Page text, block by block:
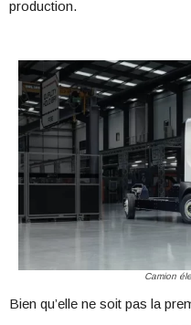
production.
Camion
Bien qu’elle ne soit pas la